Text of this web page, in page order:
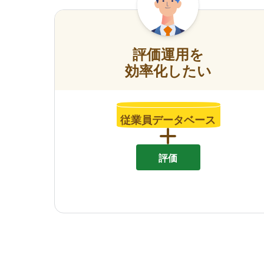
評価運用を
効率化したい
従業員データベース
評価